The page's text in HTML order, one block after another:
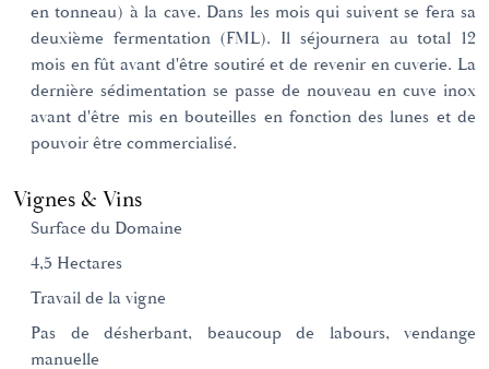
en tonneau) à la cave. Dans les mois qui suivent se fera sa
deuxième fermentation (FML). Il séjournera au total 12
mois en fût avant d'être soutiré et de revenir en cuverie. La
dernière sédimentation se passe de nouveau en cuve inox
avant d'être mis en bouteilles en fonction des lunes et de
pouvoir être commercialisé.
Vignes & Vins
Surface du Domaine
4,5 Hectares
Travail de la vigne
Pas de désherbant, beaucoup de labours, vendange
manuelle